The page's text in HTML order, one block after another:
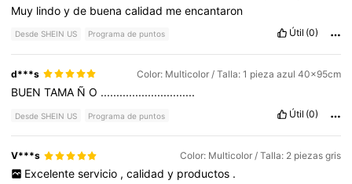
Muy lindoyde buenacalidad meencantaron
Desde SHEIN US Programa de puntos Útil (0)
d***s Color: Multicolor / Talla: 1 pieza azul 40x95cm
BUENTAMA ÑO ..............................
Desde SHEIN US Programa de puntos Útil (0)
V***s Color: Multicolor / Talla: 2 piezas gris
Excelente servicio , calidad y productos .